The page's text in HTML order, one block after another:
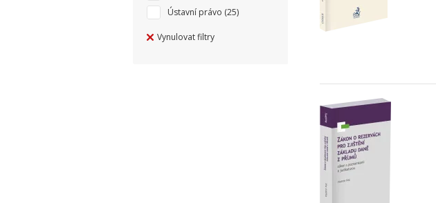
Ústavní právo (25)
Vynulovat filtry